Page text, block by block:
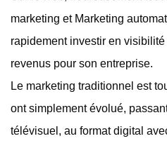
marketing et Marketing
rapidement investir en
revenus pour son entreprise.
Le marketing traditionnel est
ont simplement évolué,
télévisuel, au format digital